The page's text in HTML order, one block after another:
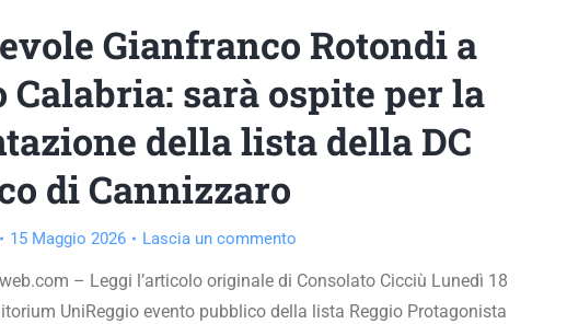
Gianfranco Rotondi a
Calabria: sarà ospite per la
della lista della DC
di Cannizzaro
15 Maggio 2026 Lascia un commento
– Leggi l’articolo originale di Consolato Cicciù Lunedì 18
UniReggio evento pubblico della lista Reggio Protagonista